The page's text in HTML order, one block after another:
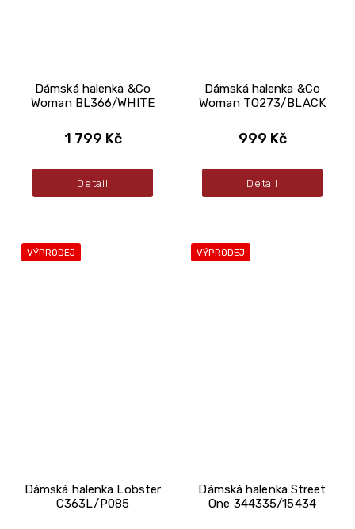
Dámská halenka &Co
Woman BL366/WHITE
1 799 Kč
Detail
Dámská halenka &Co
Woman TO273/BLACK
999 Kč
Detail
VÝPRODEJ
Dámská halenka Lobster
C363L/P085
VÝPRODEJ
Dámská halenka Street
One 344335/15434